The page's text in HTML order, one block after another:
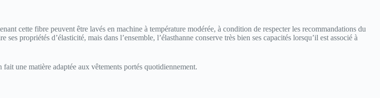
cette fibre peuvent être lavés en machine à température modérée, à condition de respecter les recommandations du
propriétés d’élasticité, mais dans l’ensemble, l’élasthanne conserve très bien ses capacités lorsqu’il est associé à
une matière adaptée aux vêtements portés quotidiennement.